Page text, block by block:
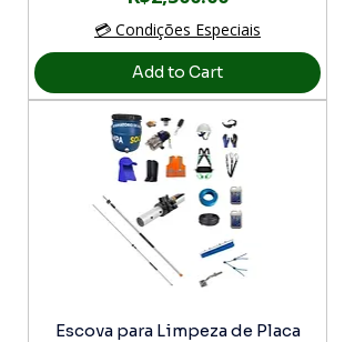
💳 Condições Especiais
Add to Cart
Escova para Limpeza de Placa